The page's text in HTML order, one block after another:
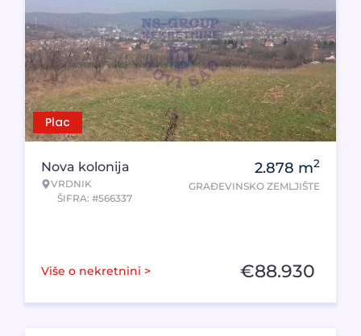
Plac
Nova kolonija
VRDNIK
ŠIFRA: #566337
2.878 m2
GRAĐEVINSKO ZEMLJIŠTE
Više o nekretnini > €88.930